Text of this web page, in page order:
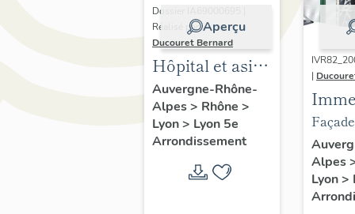
Aperçu
Dossier IA69000695 |
Réalisé par
Ducouret Bernard
Hôpital et asile
d'aliénés dits
hospice de
l'Antiquaille,
Saint-Pothin,
Auvergne-Rhône-
Alpes> Rhône >
Lyon> Lyon 5e
Arrondissement
|
détail
l'allée
la
Alpes
Lyon>